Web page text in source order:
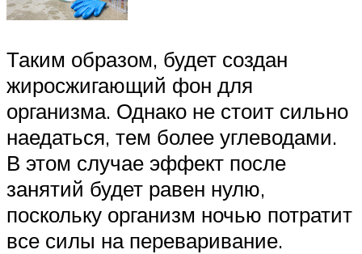
Таким образом, будет создан
жиросжигающий фон для
организма. Однако не стоит сильно
наедаться, тем более углеводами.
В этом случае эффект после
занятий будет равен нулю,
поскольку организм ночью потратит
все силы на переваривание.